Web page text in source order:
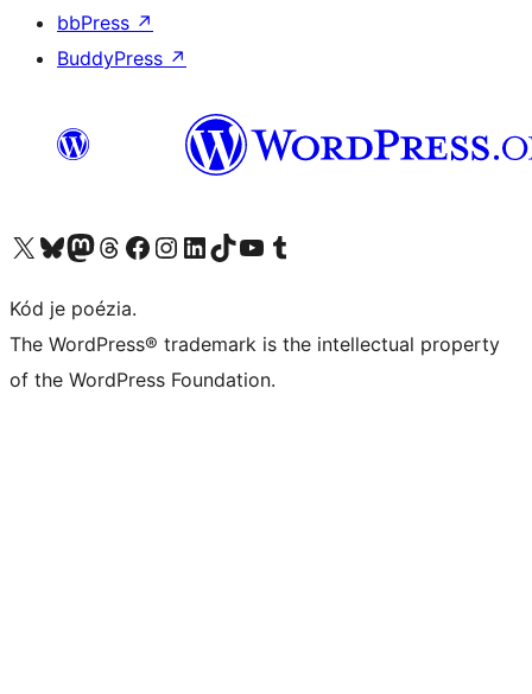
bbPress ↗
BuddyPress ↗
Navštívte náš účet na X (predtým Twitter)
Navštívte náš účet na platforme Bluesky
Navštívte náš účet na Mastodone
Navštívte náš účet na platforme Threads
Navštívte našu stránku na Facebooku
Navštívte náš účet Instagram
Navštívte náš účet LinkedIn
Navštívte náš účet na platforme TikTok
Navštívte náš kanál YouTube
Navštívte náš účet na platforme Tumblr
Kód je poézia.
The WordPress® trademark is the intellectual property
of the WordPress Foundation.